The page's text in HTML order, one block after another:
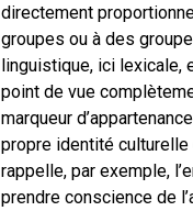
directement
groupes ou à des
linguistique, ici lexicale,
point de vue
marqueur
propre identité culturelle
rappelle, par exemple,
prendre conscience de